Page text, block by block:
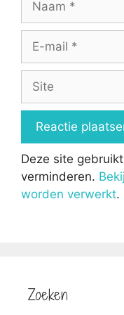
Site
Deze site
verminderen.
worden verwerkt.
Zoeken